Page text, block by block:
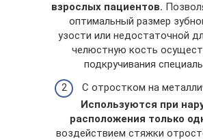
взрослых пациентов.
оптимальный размер
узости или недостаточной
челюстную кость
подкручивания
С отростком на
Используются при
расположения только
воздействием стяжки